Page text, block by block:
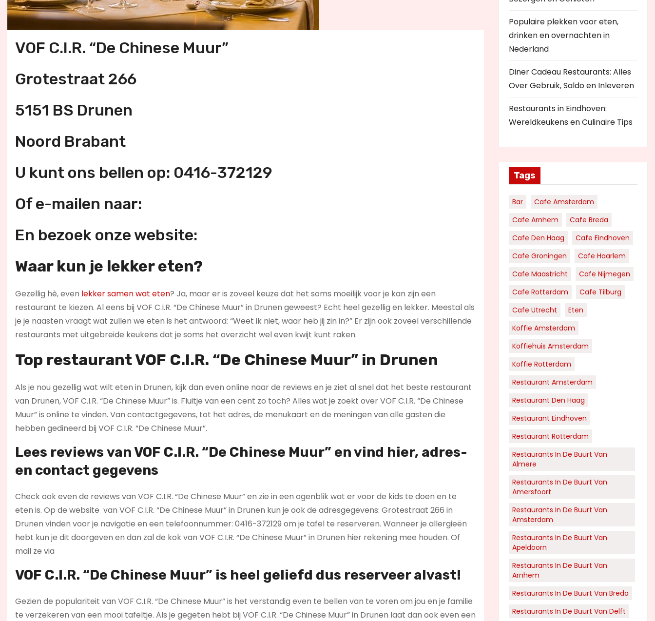
VOF C.I.R. “De Chinese Muur”
Grotestraat 266
5151 BS Drunen
Noord Brabant
U kunt ons bellen op: 0416-372129
Of e-mailen naar:
En bezoek onze website:
Waar kun je lekker eten?
Gezellig hè, even lekker samen wat eten? Ja, maar er is zoveel keuze dat het soms moeilijk voor je kan zijn een
restaurant te kiezen. Al eens bij VOF C.I.R. “De Chinese Muur” in Drunen geweest? Echt heel gezellig en lekker. Meestal als
je je naasten vraagt wat zullen we eten is het antwoord: “Weet ik niet, waar heb jij zin in?” Er zijn ook zoveel verschillende
restaurants met uitgebreide keukens dat je soms het overzicht wel even kwijt kunt raken.
Top restaurant VOF C.I.R. “De Chinese Muur” in Drunen
Als je nou gezellig wat wilt eten in Drunen, kijk dan even online naar de reviews en je ziet al snel dat het beste restaurant
van Drunen, VOF C.I.R. “De Chinese Muur” is. Fluitje van een cent zo toch? Alles wat je zoekt over VOF C.I.R. “De Chinese
Muur” is online te vinden. Van contactgegevens, tot het adres, de menukaart en de meningen van alle gasten die
hebben gedineerd bij VOF C.I.R. “De Chinese Muur”.
Lees reviews van VOF C.I.R. “De Chinese Muur” en vind hier, adres-
en contact gegevens
Check ook even de reviews van VOF C.I.R. “De Chinese Muur” en zie in een ogenblik wat er voor de kids te doen en te
eten is. Op de website van VOF C.I.R. “De Chinese Muur” in Drunen kun je ook de adresgegevens: Grotestraat 266 in
Drunen vinden voor je navigatie en een telefoonnummer: 0416-372129 om je tafel te reserveren. Wanneer je allergieën
hebt kun je dit doorgeven en dan zal de kok van VOF C.I.R. “De Chinese Muur” in Drunen hier rekening mee houden. Of
mail ze via
VOF C.I.R. “De Chinese Muur” is heel geliefd dus reserveer alvast!
Gezien de populariteit van VOF C.I.R. “De Chinese Muur” is het verstandig even te bellen van te voren om jou en je familie
te verzekeren van een mooi tafeltje. Als je gegeten hebt bij VOF C.I.R. “De Chinese Muur” in Drunen laat dan ook even een
Populaire plekken voor eten,
drinken en overnachten in
Nederland
Diner Cadeau Restaurants: Alles
Over Gebruik, Saldo en Inleveren
Restaurants in Eindhoven:
Wereldkeukens en Culinaire Tips
Tags
Bar
Cafe Amsterdam
Cafe Arnhem
Cafe Breda
Cafe Den Haag
Cafe Eindhoven
Cafe Groningen
Cafe Haarlem
Cafe Maastricht
Cafe Nijmegen
Cafe Rotterdam
Cafe Tilburg
Cafe Utrecht
Eten
Koffie Amsterdam
Koffiehuis Amsterdam
Koffie Rotterdam
Restaurant Amsterdam
Restaurant Den Haag
Restaurant Eindhoven
Restaurant Rotterdam
Restaurants In De Buurt Van
Almere
Restaurants In De Buurt Van
Amersfoort
Restaurants In De Buurt Van
Amsterdam
Restaurants In De Buurt Van
Apeldoorn
Restaurants In De Buurt Van
Arnhem
Restaurants In De Buurt Van Breda
Restaurants In De Buurt Van Delft